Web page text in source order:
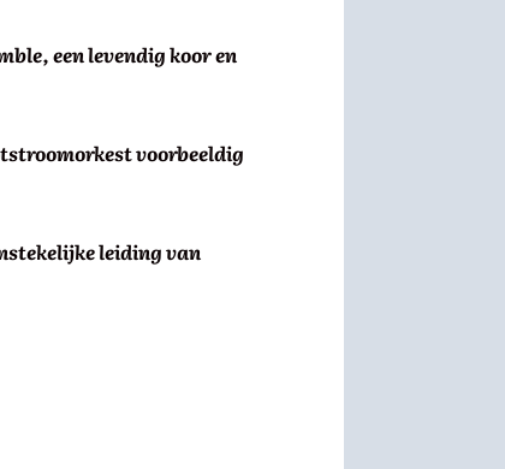
een levendig koor en
voorbeeldig
leiding van